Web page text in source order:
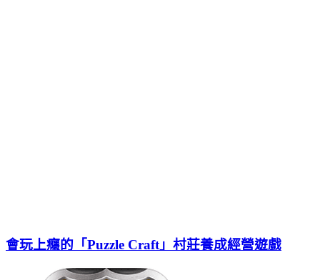
會玩上癮的「Puzzle Craft」村莊養成經營遊戲